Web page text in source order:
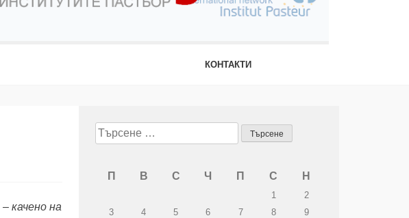
КОНТАКТИ
– качено на
Търсене
за:
П В С Ч П С Н
1
2
3
4 5 6 7 8
9